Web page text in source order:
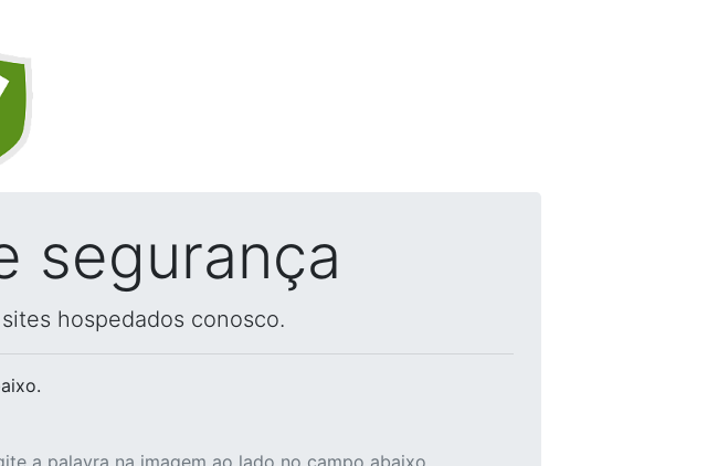
segurança
hospedados conosco.
a palavra na imagem ao lado no campo abaixo